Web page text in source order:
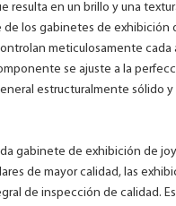
resulta en un brillo y una
de los gabinetes de exhibición
meticulosamente cada
se ajuste a la
estructuralmente sólido
gabinete de exhibición de
de mayor calidad, las
de inspección de calidad.